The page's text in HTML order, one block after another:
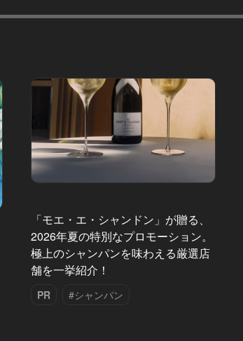
「モエ・エ・シャンドン」が贈る、
2026年夏の特別なプロモーション。
極上のシャンパンを味わえる厳選店
舗を一挙紹介！
PR #シャンパン